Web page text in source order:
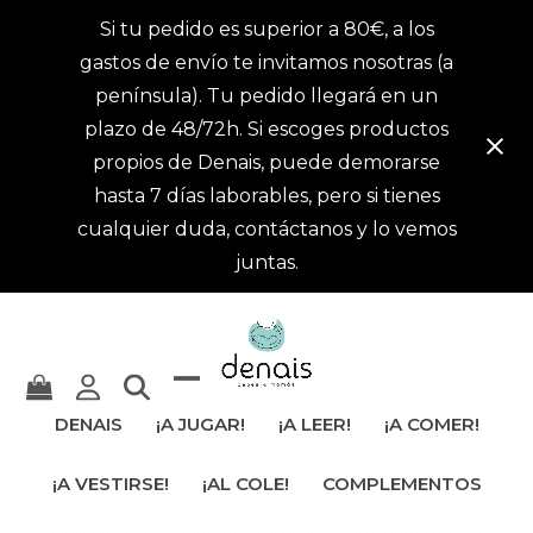
Si tu pedido es superior a 80€, a los
gastos de envío te invitamos nosotras (a
península). Tu pedido llegará en un
plazo de 48/72h. Si escoges productos
propios de Denais, puede demorarse
hasta 7 días laborables, pero si tienes
cualquier duda, contáctanos y lo vemos
juntas.
ocultar
móvil
DENAIS ¡A JUGAR! ¡A LEER! ¡A COMER!
¡A VESTIRSE! ¡AL COLE! COMPLEMENTOS